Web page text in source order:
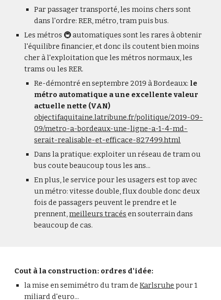
Par passager transporté, les moins chers sont
dans l'ordre: RER, métro, tram puis bus.
Les métros 🚇 automatiques sont les rares à obtenir
l'équilibre financier, et donc ils coutent bien moins
cher à l'exploitation que les métros normaux, les
trams ou les RER.
Re-démontré en septembre 2019 à Bordeaux: le
métro automatique a une excellente valeur
actuelle nette (VAN)
objectifaquitaine.latribune.fr/politique/2019-09-
09/metro-a-bordeaux-une-ligne-a-1-4-md-
serait-realisable-et-efficace-827499.html
Dans la pratique: exploiter un réseau de tram ou
bus coute beaucoup tous les ans...
En plus, le service pour les usagers est top avec
un métro: vitesse double, flux double donc deux
fois de passagers peuvent le prendre et le
prennent,meilleurs tracés en souterrain dans
beaucoup de cas.
Cout à la construction: ordres d'idée:
la mise en semimétro du tram deKarlsruhe pour 1
miliard d'euro...